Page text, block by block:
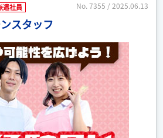
遣社員 No. 7355 / 2025.06.13
スタッフ